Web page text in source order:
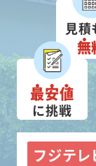
見積
無
最安値
に挑戦
フジテレ